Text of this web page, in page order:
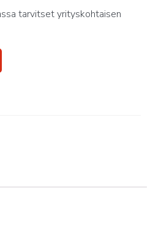
tarvitset yrityskohtaisen